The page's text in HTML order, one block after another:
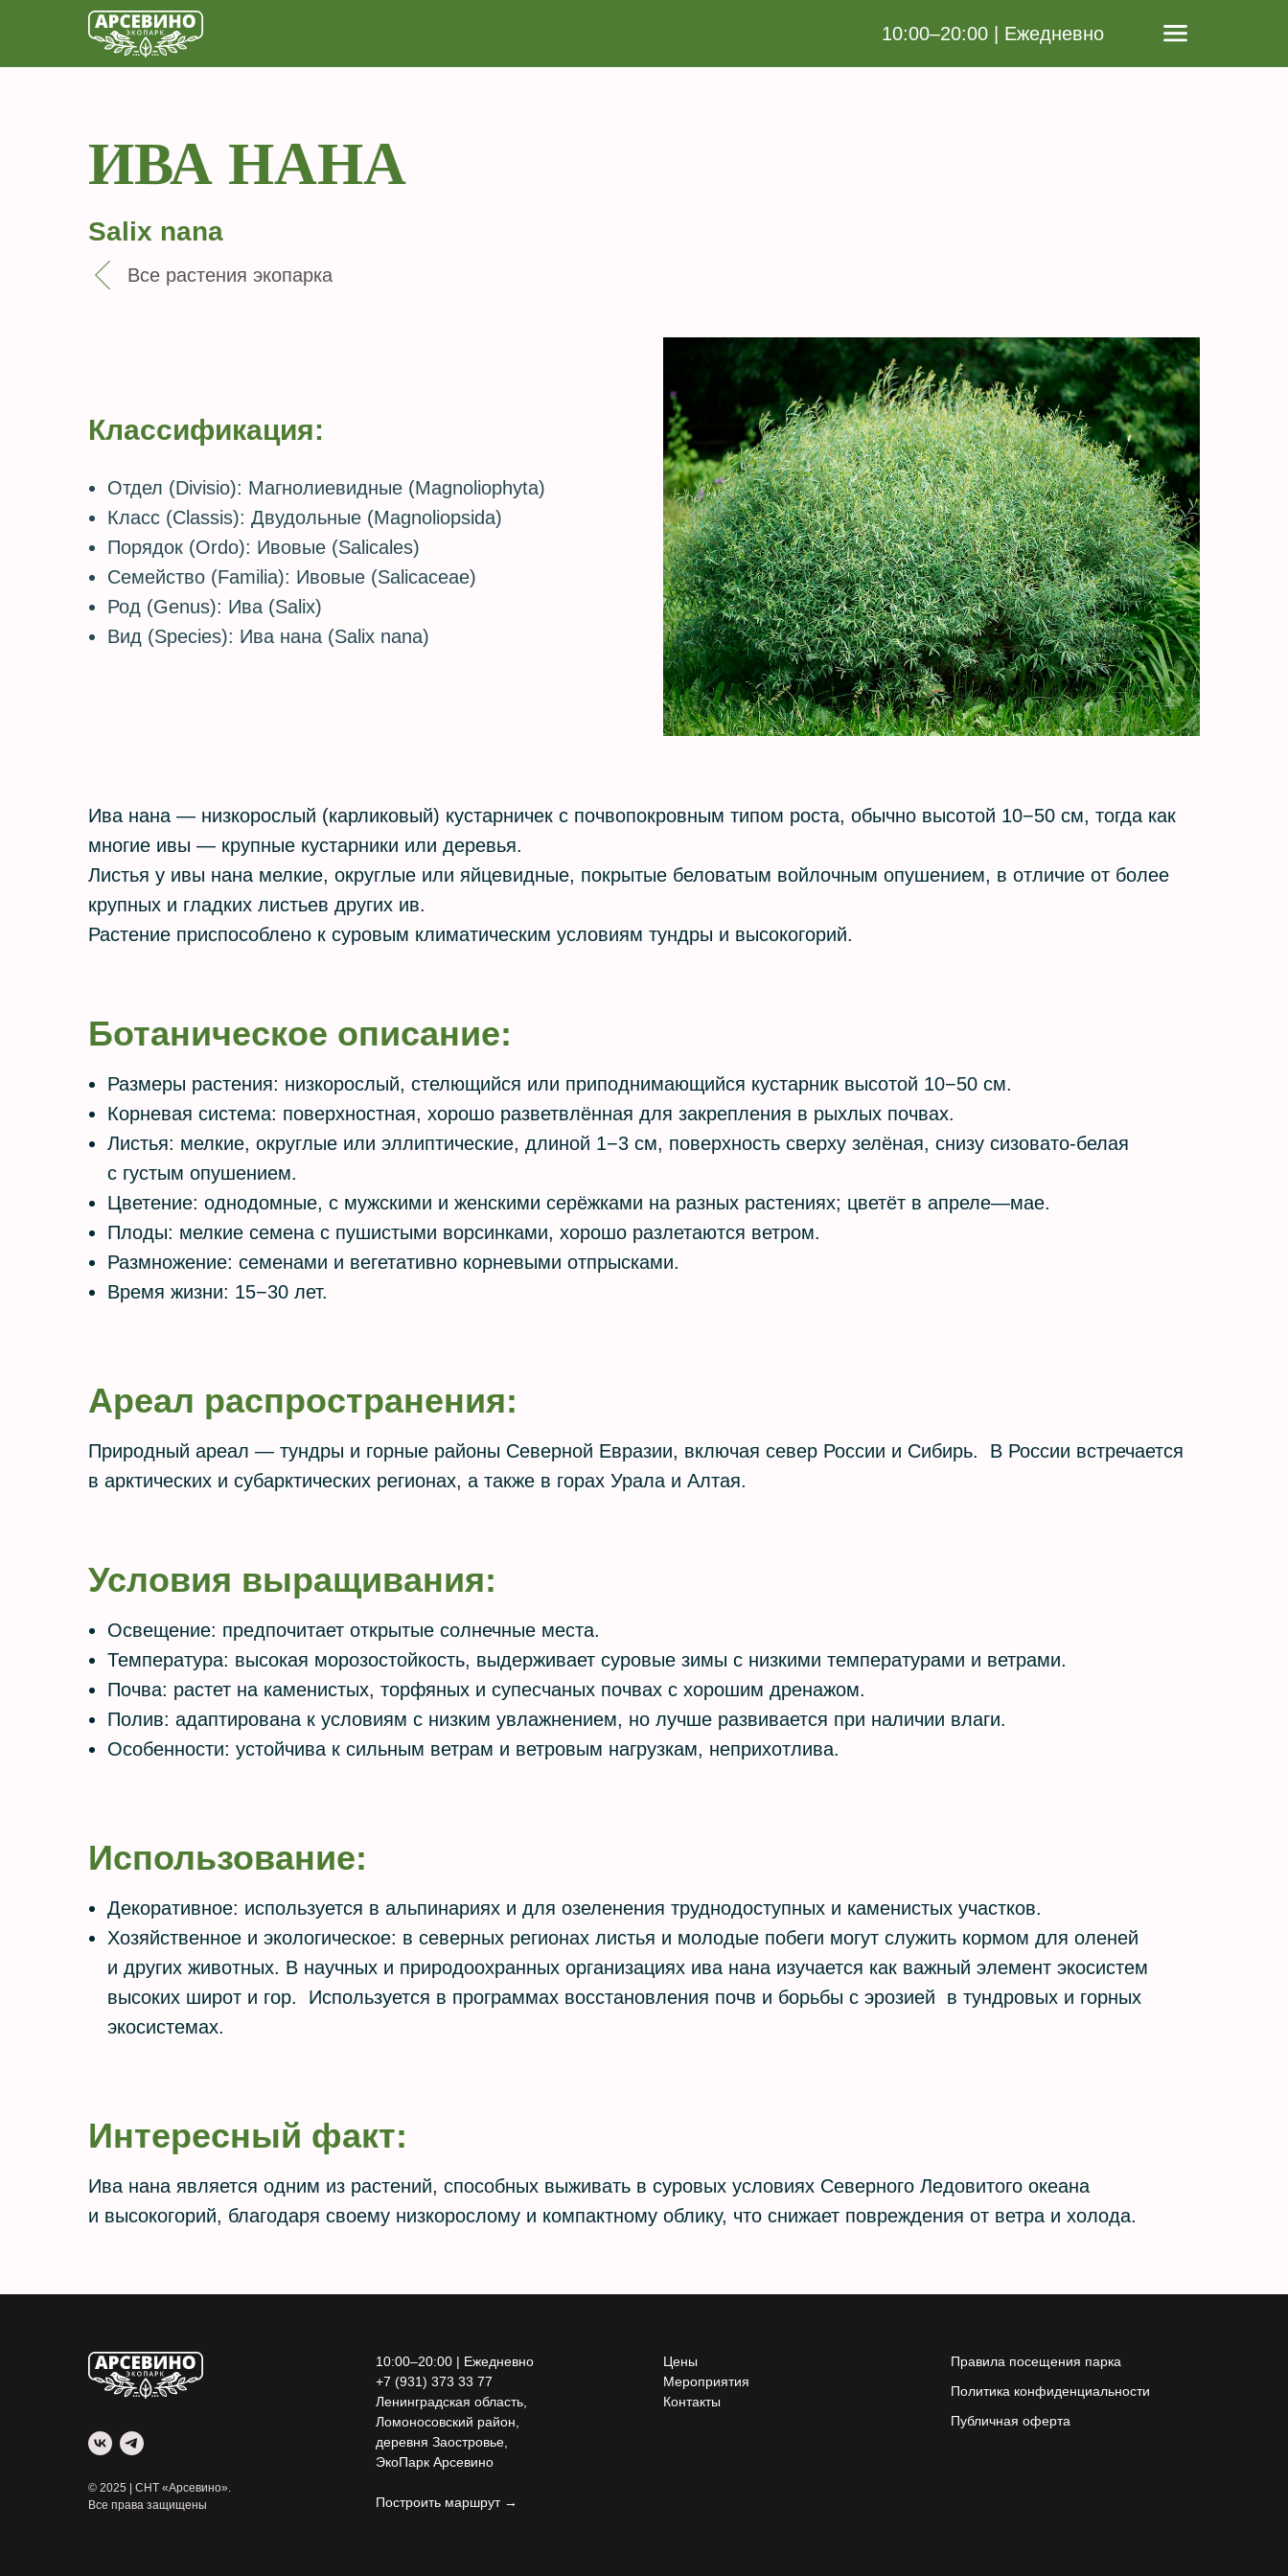
10:00–20:00 | Ежедневно
ИВА НАНА
Salix nana
Все растения экопарка
Классификация:
Отдел (Divisio): Магнолиевидные (Magnoliophyta)
Класс (Classis): Двудольные (Magnoliopsida)
Порядок (Ordo): Ивовые (Salicales)
Семейство (Familia): Ивовые (Salicaceae)
Род (Genus): Ива (Salix)
Вид (Species): Ива нана (Salix nana)
Ива нана — низкорослый (карликовый) кустарничек с почвопокровным типом роста, обычно высотой 10−50 см, тогда как
многие ивы — крупные кустарники или деревья.
Листья у ивы нана мелкие, округлые или яйцевидные, покрытые беловатым войлочным опушением, в отличие от более
крупных и гладких листьев других ив.
Растение приспособлено к суровым климатическим условиям тундры и высокогорий.
Ботаническое описание:
Размеры растения: низкорослый, стелющийся или приподнимающийся кустарник высотой 10−50 см.
Корневая система: поверхностная, хорошо разветвлённая для закрепления в рыхлых почвах.
Листья: мелкие, округлые или эллиптические, длиной 1−3 см, поверхность сверху зелёная, снизу сизовато-белая
с густым опушением.
Цветение: однодомные, с мужскими и женскими серёжками на разных растениях; цветёт в апреле—мае.
Плоды: мелкие семена с пушистыми ворсинками, хорошо разлетаются ветром.
Размножение: семенами и вегетативно корневыми отпрысками.
Время жизни: 15−30 лет.
Ареал распространения:
Природный ареал — тундры и горные районы Северной Евразии, включая север России и Сибирь. В России встречается
в арктических и субарктических регионах, а также в горах Урала и Алтая.
Условия выращивания:
Освещение: предпочитает открытые солнечные места.
Температура: высокая морозостойкость, выдерживает суровые зимы с низкими температурами и ветрами.
Почва: растет на каменистых, торфяных и супесчаных почвах с хорошим дренажом.
Полив: адаптирована к условиям с низким увлажнением, но лучше развивается при наличии влаги.
Особенности: устойчива к сильным ветрам и ветровым нагрузкам, неприхотлива.
Использование:
Декоративное: используется в альпинариях и для озеленения труднодоступных и каменистых участков.
Хозяйственное и экологическое: в северных регионах листья и молодые побеги могут служить кормом для оленей
и других животных. В научных и природоохранных организациях ива нана изучается как важный элемент экосистем
высоких широт и гор. Используется в программах восстановления почв и борьбы с эрозией в тундровых и горных
экосистемах.
Интересный факт:
Ива нана является одним из растений, способных выживать в суровых условиях Северного Ледовитого океана
и высокогорий, благодаря своему низкорослому и компактному облику, что снижает повреждения от ветра и холода.
© 2025 | СНТ «Арсевино».
Все права защищены
10:00–20:00 | Ежедневно
+7 (931) 373 33 77
Ленинградская область,
Ломоносовский район,
деревня Заостровье,
ЭкоПарк Арсевино
Построить маршрут →
Цены
Мероприятия
Контакты
Правила посещения парка
Политика конфиденциальности
Публичная оферта